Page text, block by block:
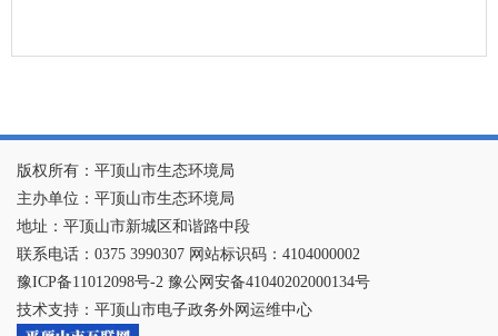
版权所有：平顶山市生态环境局
主办单位：平顶山市生态环境局
地址：平顶山市新城区和谐路中段
联系电话：0375 3990307 网站标识码：4104000002
豫ICP备11012098号-2 豫公网安备41040202000134号
技术支持：平顶山市电子政务外网运维中心